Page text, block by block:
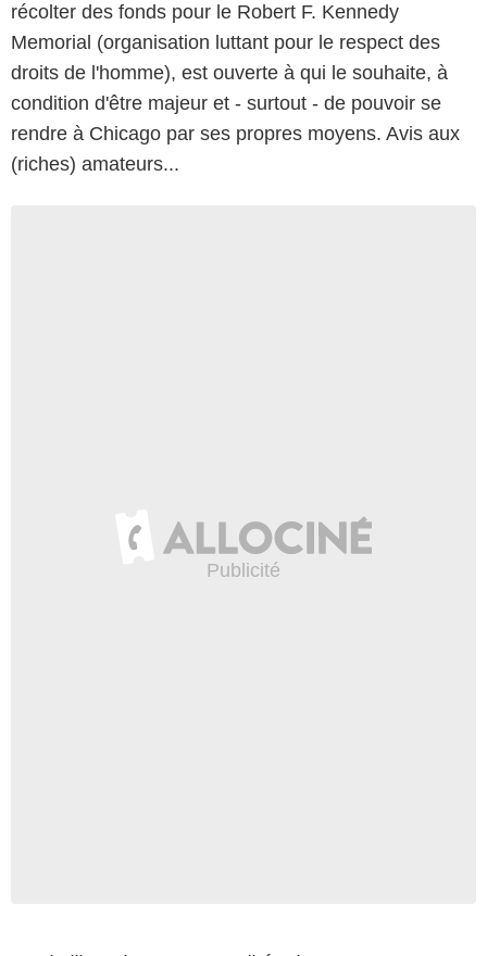
récolter des fonds pour le Robert F. Kennedy
Memorial (organisation luttant pour le respect des
droits de l'homme), est ouverte à qui le souhaite, à
condition d'être majeur et - surtout - de pouvoir se
rendre à Chicago par ses propres moyens. Avis aux
(riches) amateurs...